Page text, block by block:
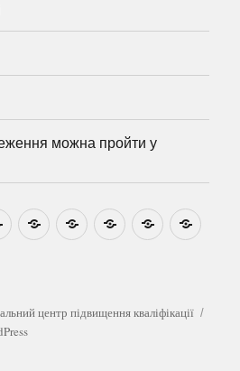
можна пройти у
Звіти Про
центр
План
графік
Розумовські
зустрічі
Реєстрація
центр підвищення кваліфікації